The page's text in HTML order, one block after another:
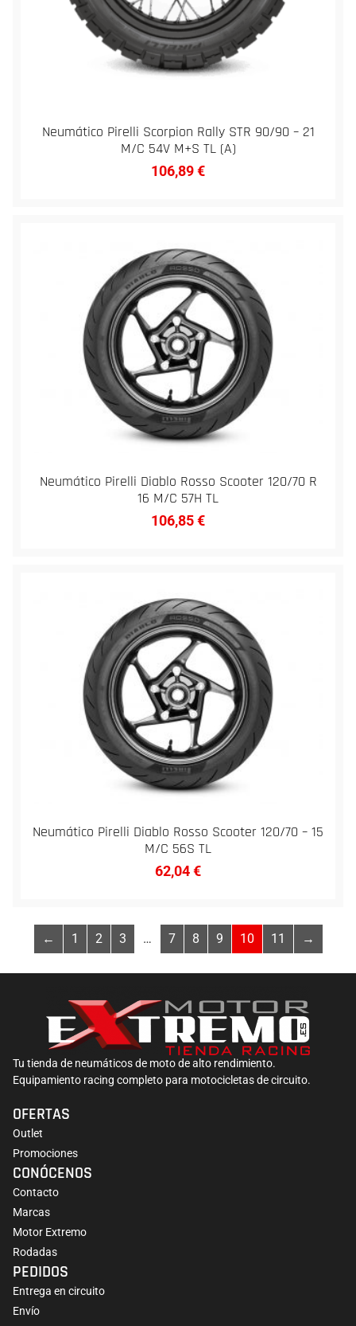
Neumático Pirelli Scorpion Rally STR 90/90 – 21
M/C 54V M+S TL (A)
106,89€
Neumático Pirelli Diablo Rosso Scooter 120/70 R
16 M/C 57H TL
106,85€
Neumático Pirelli Diablo Rosso Scooter 120/70 – 15
M/C 56S TL
62,04€
← 1 2 3 … 7 8 9 10 11 →
Tu tienda de neumáticos de moto de alto rendimiento.
Equipamiento racing completo para motocicletas de circuito.
OFERTAS
Outlet
Promociones
CONÓCENOS
Contacto
Marcas
Motor Extremo
Rodadas
PEDIDOS
Entrega en circuito
Envío